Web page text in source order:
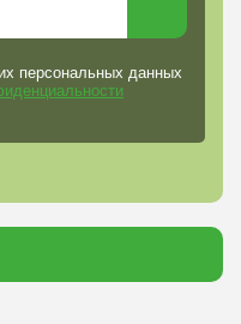
персональных данных